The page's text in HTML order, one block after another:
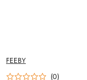
NAZWA
PRODUCENTA:
FEEBY
(0)